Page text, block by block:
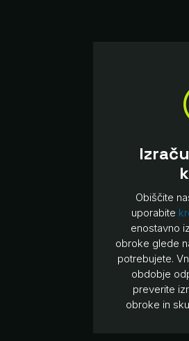
Obiščite
uporabite
enostavno
obroke glede
potrebujete.
obdobje
preverite
obroke in